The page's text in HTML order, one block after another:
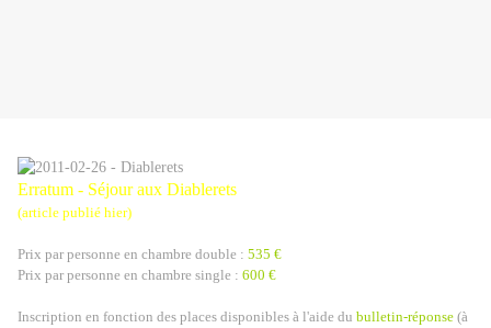
Erratum - Séjour aux Diablerets
(article publié hier)
Prix par personne en chambre double : 535 €
Prix par personne en chambre single : 600 €
Inscription en fonction des places disponibles à l'aide du bulletin-réponse (à